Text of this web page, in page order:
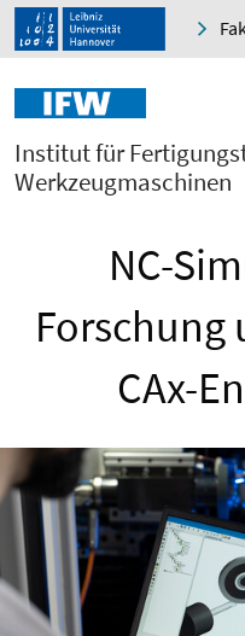
Institut für
Werkzeugmaschinen
NC-
Forschung
CAx-